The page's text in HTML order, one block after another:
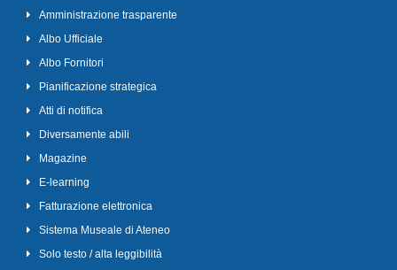
Amministrazione trasparente
Albo Ufficiale
Albo Fornitori
Pianificazione strategica
Atti di notifica
Diversamente abili
Magazine
E-learning
Fatturazione elettronica
Sistema Museale di Ateneo
Solo testo / alta leggibilità